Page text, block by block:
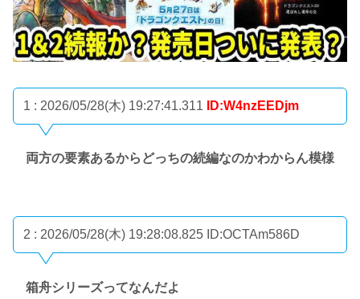
1 : 2026/05/28(木) 19:27:41.311 ID:W4nzEEDjm
両方の要素あるからどっちの続編なのかわからん模様
2 : 2026/05/28(木) 19:28:08.825 ID:OCTAm586D
箱舟シリーズってなんだよ